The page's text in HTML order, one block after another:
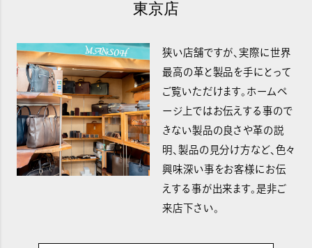
東京店
狭い店舗ですが、実際に世界
最高の革と製品を手にとって
ご覧いただけます。ホームペ
ージ上ではお伝えする事ので
きない製品の良さや革の説
明、製品の見分け方など、色々
興味深い事をお客様にお伝
えする事が出来ます。是非ご
来店下さい。